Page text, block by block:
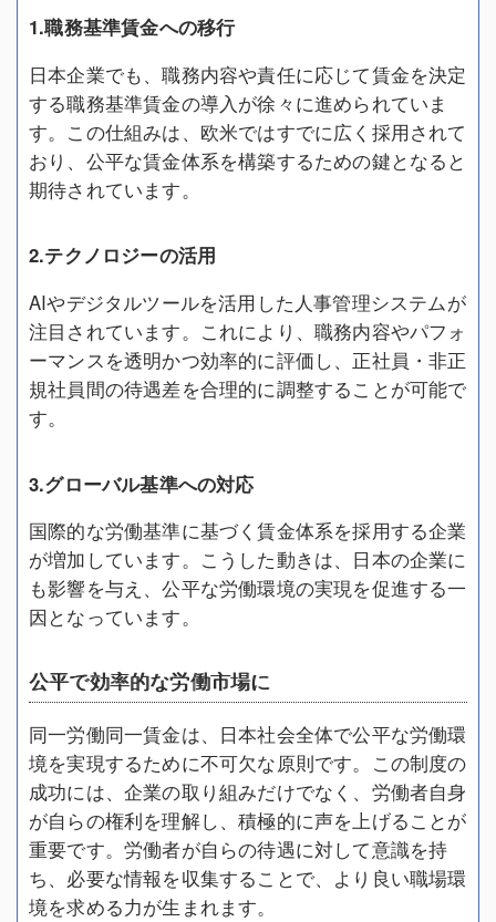
1.職務基準賃金への移行
日本企業でも、職務内容や責任に応じて賃金を決定
する職務基準賃金の導入が徐々に進められていま
す。この仕組みは、欧米ではすでに広く採用されて
おり、公平な賃金体系を構築するための鍵となると
期待されています。
2.テクノロジーの活用
AIやデジタルツールを活用した人事管理システムが
注目されています。これにより、職務内容やパフォ
ーマンスを透明かつ効率的に評価し、正社員・非正
規社員間の待遇差を合理的に調整することが可能で
す。
3.グローバル基準への対応
国際的な労働基準に基づく賃金体系を採用する企業
が増加しています。こうした動きは、日本の企業に
も影響を与え、公平な労働環境の実現を促進する一
因となっています。
公平で効率的な労働市場に
同一労働同一賃金は、日本社会全体で公平な労働環
境を実現するために不可欠な原則です。この制度の
成功には、企業の取り組みだけでなく、労働者自身
が自らの権利を理解し、積極的に声を上げることが
重要です。労働者が自らの待遇に対して意識を持
ち、必要な情報を収集することで、より良い職場環
境を求める力が生まれます。